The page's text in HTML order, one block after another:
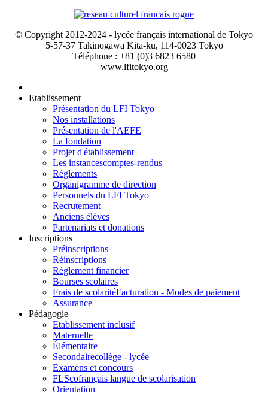
© Copyright 2012-2024 - lycée français international de Tokyo
5-57-37 Takinogawa Kita-ku, 114-0023 Tokyo
Téléphone : +81 (0)3 6823 6580
www.lfitokyo.org
Etablissement
Présentation du LFI Tokyo
Nos installations
Présentation de l'AEFE
La fondation
Projet d'établissement
Les instancescomptes-rendus
Règlements
Organigramme de direction
Personnels du LFI Tokyo
Recrutement
Anciens élèves
Partenariats et donations
Inscriptions
Préinscriptions
Réinscriptions
Règlement financier
Bourses scolaires
Frais de scolaritéFacturation - Modes de paiement
Assurance
Pédagogie
Etablissement inclusif
Maternelle
Élémentaire
Secondairecollège - lycée
Examens et concours
FLScofrançais langue de scolarisation
Orientation